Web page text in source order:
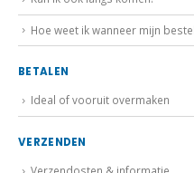
Hoe weet ik wanneer mijn